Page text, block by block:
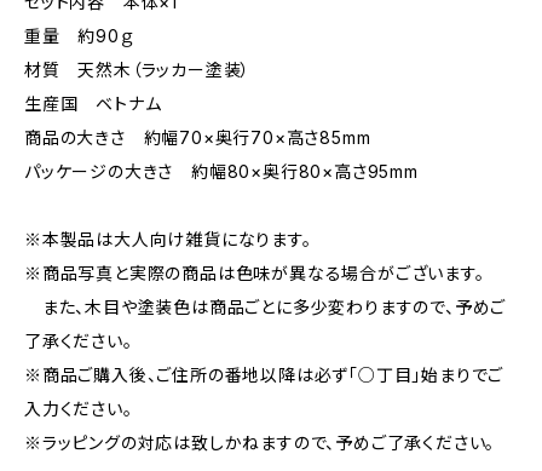
重量 約90ｇ
材質 天然木（ラッカー塗装）
生産国 ベトナム
商品の大きさ 約幅70×奥行70×高さ85mm
パッケージの大きさ 約幅80×奥行80×高さ95mm
※本製品は大人向け雑貨になります。
※商品写真と実際の商品は色味が異なる場合がございます。
また、木目や塗装色は商品ごとに多少変わりますので、予めご
了承ください。
※商品ご購入後、ご住所の番地以降は必ず「○丁目」始まりでご
入力ください。
※ラッピングの対応は致しかねますので、予めご了承ください。